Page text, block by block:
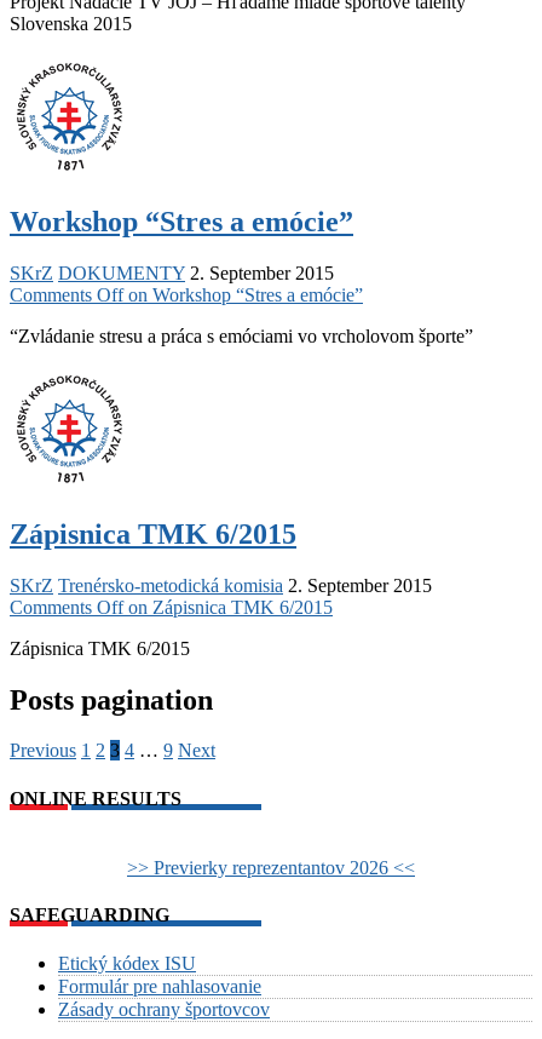
Slovenska 2015
Workshop “Stres a emócie”
SKrZ DOKUMENTY 2. September 2015
Comments Offon Workshop “Stres a emócie”
“Zvládanie stresu a práca s emóciami vo vrcholovom športe”
Zápisnica TMK 6/2015
SKrZ Trenérsko-metodická komisia 2. September 2015
Comments Offon Zápisnica TMK 6/2015
Zápisnica TMK 6/2015
Posts pagination
Previous 1 2 3 4 … 9 Next
ONLINE RESULTS
>> Previerky reprezentantov 2026 <<
SAFEGUARDING
Etický kódex ISU
Formulár pre nahlasovanie
Zásady ochrany športovcov